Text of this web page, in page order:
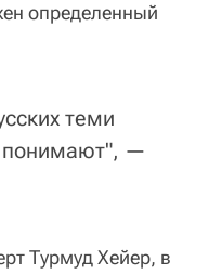
определенный
теми
понимают", —
Турмуд Хейер, в